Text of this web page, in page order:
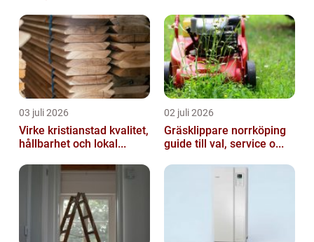
03 juli 2026
Virke kristianstad kvalitet,
hållbarhet och lokal...
02 juli 2026
Gräsklippare norrköping
guide till val, service o...